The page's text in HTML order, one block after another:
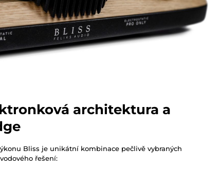
architektura a
Bliss je unikátní kombinace pečlivě vybraných
řešení: